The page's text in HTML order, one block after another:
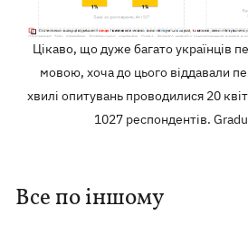
Цікаво, що дуже багато українців
мовою, хоча до цього віддавали
хвилі опитувань проводилися 20
1027 респондентів.
Все по іншому